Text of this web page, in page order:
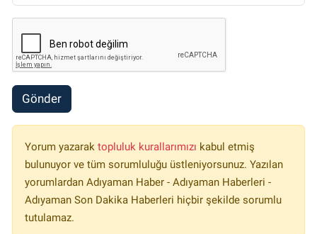
Gönder
Yorum yazarak topluluk kurallarımızı kabul etmiş
bulunuyor ve tüm sorumluluğu üstleniyorsunuz. Yazılan
yorumlardan Adıyaman Haber - Adıyaman Haberleri -
Adıyaman Son Dakika Haberleri hiçbir şekilde sorumlu
tutulamaz.